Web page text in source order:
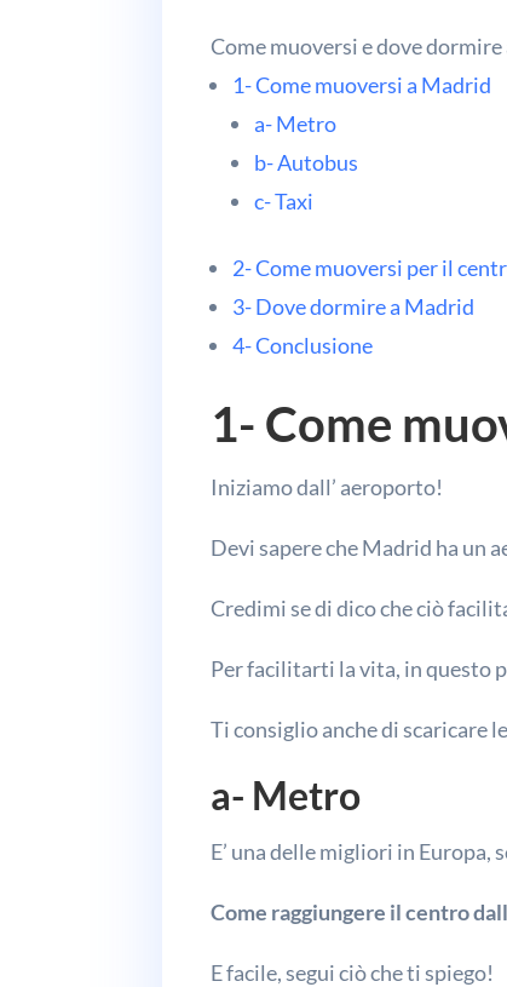
Come muoversi e dove
1- Come muoversi a Madrid
a- Metro
b- Autobus
c- Taxi
2- Come muoversi per il
3- Dove dormire a Madrid
4- Conclusione
1- Come
Iniziamo dall’ aeroporto!
Devi sapere che Madrid ha un
Credimi se di dico che ciò
Per facilitarti la vita, in questo
Ti consiglio anche di scaricare
a- Metro
E’ una delle migliori in Europa,
Come raggiungere il centro
E facile, segui ciò che ti spiego!